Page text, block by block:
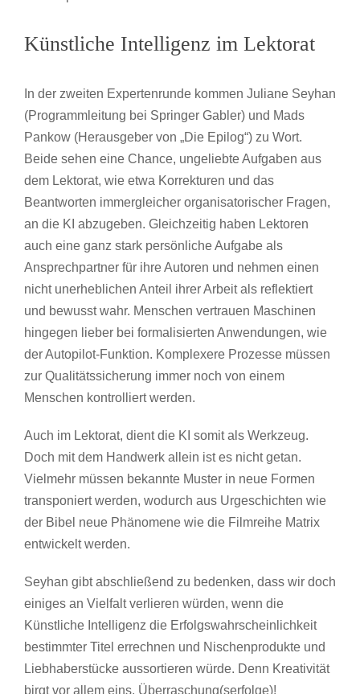
Künstliche Intelligenz im Lektorat
In der zweiten Expertenrunde kommen Juliane Seyhan
(Programmleitung bei Springer Gabler) und Mads
Pankow (Herausgeber von „Die Epilog“) zu Wort.
Beide sehen eine Chance, ungeliebte Aufgaben aus
dem Lektorat, wie etwa Korrekturen und das
Beantworten immergleicher organisatorischer Fragen,
an die KI abzugeben. Gleichzeitig haben Lektoren
auch eine ganz stark persönliche Aufgabe als
Ansprechpartner für ihre Autoren und nehmen einen
nicht unerheblichen Anteil ihrer Arbeit als reflektiert
und bewusst wahr. Menschen vertrauen Maschinen
hingegen lieber bei formalisierten Anwendungen, wie
der Autopilot-Funktion. Komplexere Prozesse müssen
zur Qualitätssicherung immer noch von einem
Menschen kontrolliert werden.
Auch im Lektorat, dient die KI somit als Werkzeug.
Doch mit dem Handwerk allein ist es nicht getan.
Vielmehr müssen bekannte Muster in neue Formen
transponiert werden, wodurch aus Urgeschichten wie
der Bibel neue Phänomene wie die Filmreihe Matrix
entwickelt werden.
Seyhan gibt abschließend zu bedenken, dass wir doch
einiges an Vielfalt verlieren würden, wenn die
Künstliche Intelligenz die Erfolgswahrscheinlichkeit
bestimmter Titel errechnen und Nischenprodukte und
Liebhaberstücke aussortieren würde. Denn Kreativität
birgt vor allem eins, Überraschung(serfolge)!